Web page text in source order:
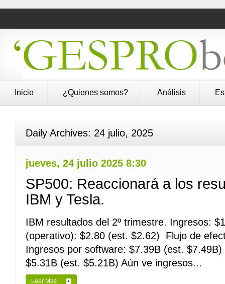
Inicio ¿Quienes somos? Análisis
Daily Archives: 24 julio, 2025
jueves, 24 julio 2025 8:30
SP500: Reaccionará a los
IBM y Tesla.
IBM resultados del 2º trimestre. Ingresos:
(operativo): $2.80 (est. $2.62) Flujo de
Ingresos por software: $7.39B (est.
$5.31B (est. $5.21B) Aún ve ingresos...
Leer Mas